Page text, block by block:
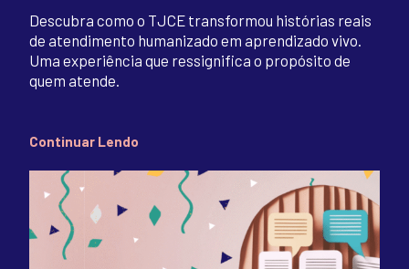
Descubra como o TJCE transformou histórias reais
de atendimento humanizado em aprendizado vivo.
Uma experiência que ressignifica o propósito de
quem atende.
Continuar Lendo